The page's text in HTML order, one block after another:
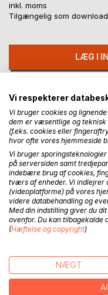
inkl. moms
Tilgængelig som download
LÆG I
Anmeld titel
BESKRIVELSE
MORD - en mærkesag
Det var før både
mobil-telefoner,
'moderne' politi-
Vi respekterer
Vi bruger cookies og
dem er væsentlige og teknisk
(f.eks. cookies eller
hvor ofte vores hjemmeside
Vi bruger
på serversiden samt
indebære brug af cookies,
tværs af enheder. Vi indlejrer
(videoplatforme) på vores
videre databehandling og
Med din indstilling giver du
ovenfor. Du kan tilbagekalde
(Hæftelse og copyright)
NÆGT